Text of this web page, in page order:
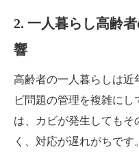
2. 一人暮らし高齢
響
高齢者の一人暮らしは近
ビ問題の管理を複雑に
は、カビが発生してもそ
く、対応が遅れがちで